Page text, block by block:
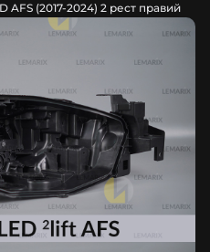
AFS (2017-2024) 2 рест правий